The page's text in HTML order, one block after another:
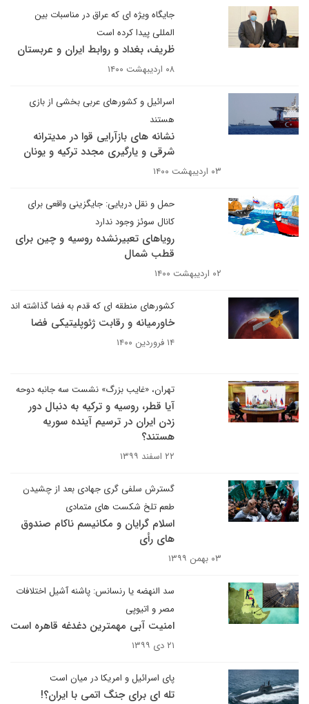
جایگاه ویژه ای که عراق در مناسبات بین
المللی پیدا کرده است
ظریف، بغداد و روابط ایران و عربستان
۰۸ اردیبهشت ۱۴۰۰
اسرائیل و کشورهای عربی بخشی از بازی
هستند
نشانه های بازآرایی قوا در مدیترانه
شرقی و یارگیری مجدد ترکیه و یونان
۰۳ اردیبهشت ۱۴۰۰
حمل و نقل دریایی: جایگزینی واقعی برای
کانال سوئز وجود ندارد
رویاهای تعبیرنشده روسیه و چین برای
قطب شمال
۰۲ اردیبهشت ۱۴۰۰
کشورهای منطقه ای که قدم به فضا گذاشته اند
خاورمیانه و رقابت ژئوپلیتیکی فضا
۱۴ فروردین ۱۴۰۰
تهران، «غایب بزرگ» نشست سه جانبه دوحه
آیا قطر، روسیه و ترکیه به دنبال دور
زدن ایران در ترسیم آینده سوریه
هستند؟
۲۲ اسفند ۱۳۹۹
گسترش سلفی گری جهادی بعد از چشیدن
طعم تلخ شکست های متمادی
اسلام گرایان و مکانیسم ناکام صندوق
های رأی
۰۳ بهمن ۱۳۹۹
سد النهضه یا رنسانس: پاشنه آشیل اختلافات
مصر و اتیوپی
امنیت آبی مهمترین دغدغه قاهره است
۲۱ دی ۱۳۹۹
پای اسرائیل و امریکا در میان است
تله ای برای جنگ اتمی با ایران؟!